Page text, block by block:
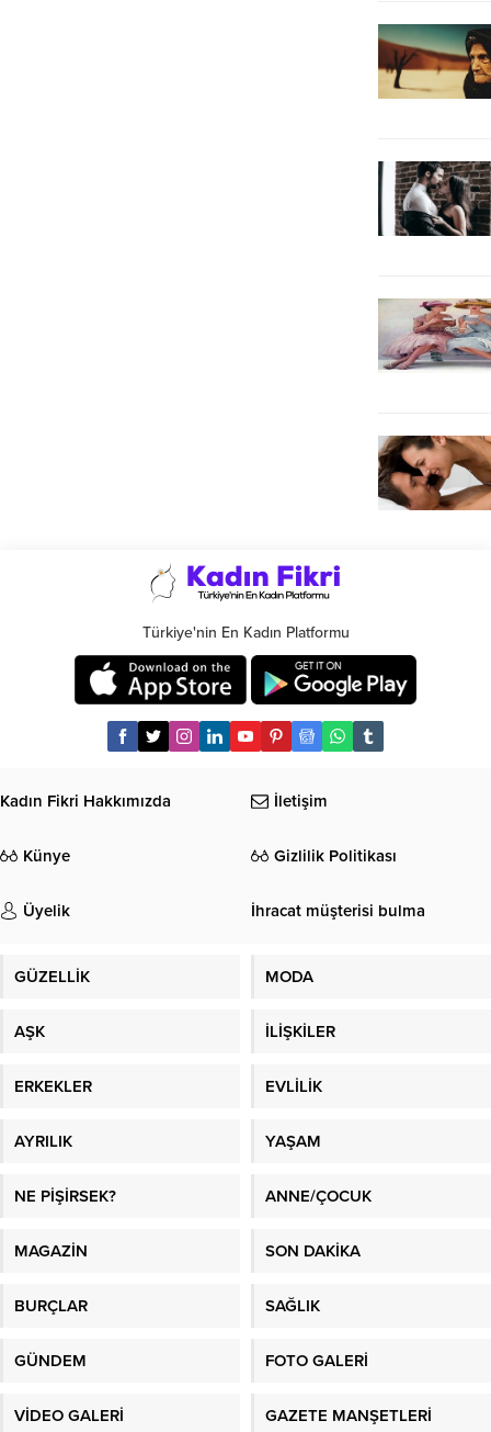
Türkiye'nin En Kadın Platformu
Kadın Fikri Hakkımızda İletişim
Künye Gizlilik Politikası
Üyelik İhracat müşterisi bulma
GÜZELLİK MODA
AŞK İLİŞKİLER
ERKEKLER EVLİLİK
AYRILIK YAŞAM
NE PİŞİRSEK? ANNE/ÇOCUK
MAGAZİN SON DAKİKA
BURÇLAR SAĞLIK
GÜNDEM FOTO GALERİ
VİDEO GALERİ GAZETE MANŞETLERİ